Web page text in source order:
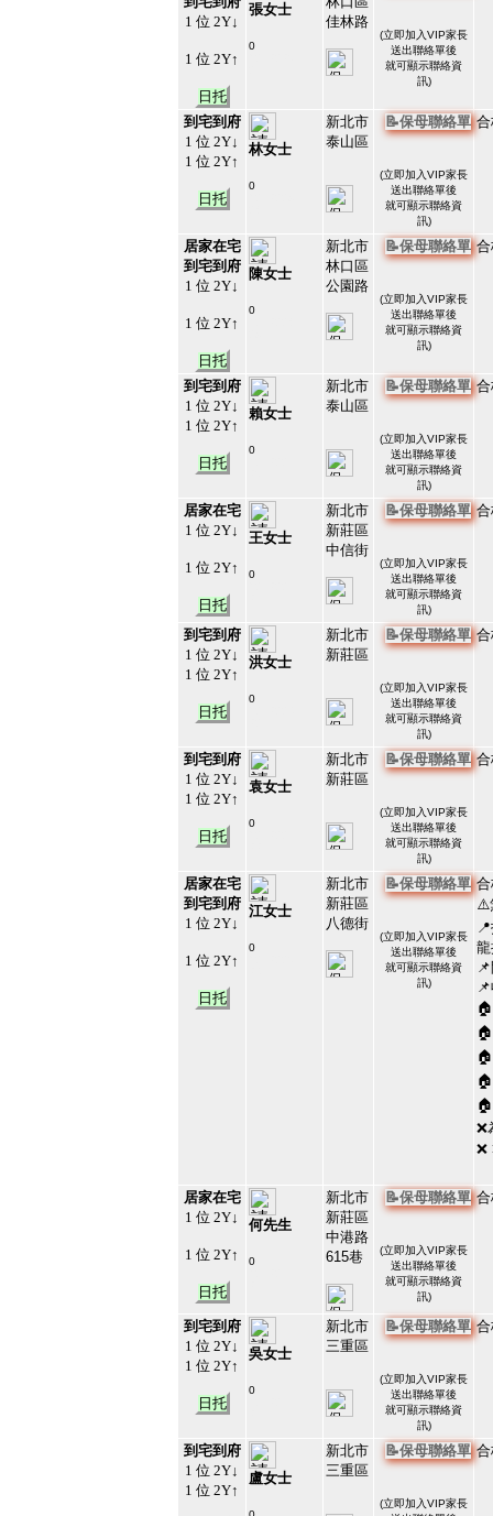
1 位 2Y↓
1 位 2Y↑
日托
張女士
0
佳林路
(立即加入VIP家長
送出聯絡單後
就可顯示聯絡資
訊)
到宅到府
1 位 2Y↓
1 位 2Y↑
日托
林女士
0
新北市
泰山區
📝保母聯絡單
(立即加入VIP家長
送出聯絡單後
就可顯示聯絡資
訊)
居家在宅
到宅到府
1 位 2Y↓
1 位 2Y↑
日托
陳女士
0
新北市
林口區
公園路
📝保母聯絡單
(立即加入VIP家長
送出聯絡單後
就可顯示聯絡資
訊)
到宅到府
1 位 2Y↓
1 位 2Y↑
日托
賴女士
0
新北市
泰山區
📝保母聯絡單
(立即加入VIP家長
送出聯絡單後
就可顯示聯絡資
訊)
居家在宅
1 位 2Y↓
1 位 2Y↑
日托
王女士
0
新北市
新莊區
中信街
📝保母聯絡單
(立即加入VIP家長
送出聯絡單後
就可顯示聯絡資
訊)
到宅到府
1 位 2Y↓
1 位 2Y↑
日托
洪女士
0
新北市
新莊區
📝保母聯絡單
(立即加入VIP家長
送出聯絡單後
就可顯示聯絡資
訊)
到宅到府
1 位 2Y↓
1 位 2Y↑
日托
袁女士
0
新北市
新莊區
📝保母聯絡單
(立即加入VIP家長
送出聯絡單後
就可顯示聯絡資
訊)
居家在宅
到宅到府
1 位 2Y↓
1 位 2Y↑
日托
江女士
0
新北市
新莊區
八德街
📝保母聯絡單
(立即加入VIP家長
送出聯絡單後
就可顯示聯絡資
訊)
⚠️
居家在宅
1 位 2Y↓
1 位 2Y↑
日托
何先生
0
新北市
新莊區
中港路
615巷
📝保母聯絡單
(立即加入VIP家長
送出聯絡單後
就可顯示聯絡資
訊)
到宅到府
1 位 2Y↓
1 位 2Y↑
日托
吳女士
0
新北市
三重區
📝保母聯絡單
(立即加入VIP家長
送出聯絡單後
就可顯示聯絡資
訊)
到宅到府
1 位 2Y↓
1 位 2Y↑
盧女士
新北市
三重區
📝保母聯絡單
(立即加入VIP家長